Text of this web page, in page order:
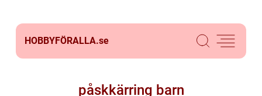
HOBBYFÖRALLA.se
påskkärring barn